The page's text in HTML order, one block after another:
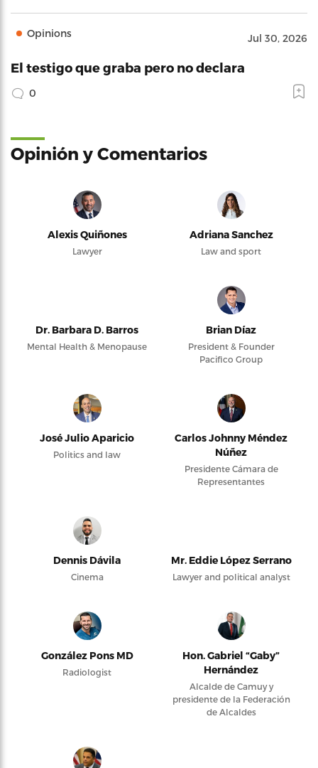
Opinions Jul 30, 2026
El testigo que graba pero no declara
0
Opinión y Comentarios
Alexis Quiñones
Lawyer
Adriana Sanchez
Law and sport
Dr. Barbara D. Barros
Mental Health & Menopause
Brian Díaz
President & Founder
Pacifico Group
José Julio Aparicio
Politics and law
Carlos Johnny Méndez
Núñez
Presidente Cámara de
Representantes
Dennis Dávila
Cinema
Mr. Eddie López Serrano
Lawyer and political analyst
González Pons MD
Radiologist
Hon. Gabriel “Gaby”
Hernández
Alcalde de Camuy y
presidente de la Federación
de Alcaldes